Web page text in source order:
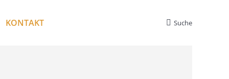
KONTAKT Search:
Suche